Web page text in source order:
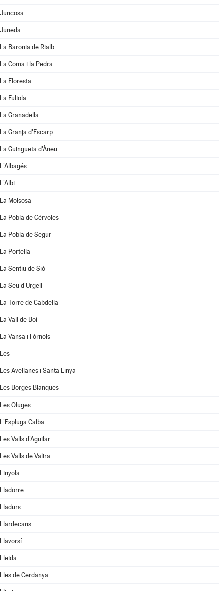
Juncosa
Juneda
La Baronia de Rialb
La Coma i la Pedra
La Floresta
La Fuliola
La Granadella
La Granja d'Escarp
La Guingueta d'Àneu
L'Albagés
L'Albi
La Molsosa
La Pobla de Cérvoles
La Pobla de Segur
La Portella
La Sentiu de Sió
La Seu d'Urgell
La Torre de Cabdella
La Vall de Boí
La Vansa i Fórnols
Les
Les Avellanes i Santa Linya
Les Borges Blanques
Les Oluges
L'Espluga Calba
Les Valls d'Aguilar
Les Valls de Valira
Linyola
Lladorre
Lladurs
Llardecans
Llavorsí
Lleida
Lles de Cerdanya